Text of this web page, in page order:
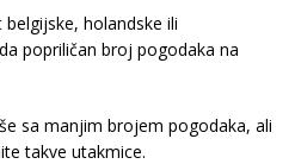
holandske ili
popriličan broj pogodaka na
sa manjim brojem pogodaka, ali
takve utakmice.